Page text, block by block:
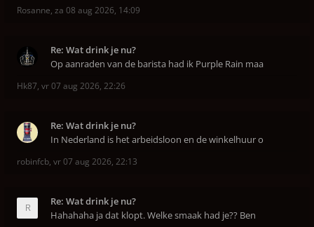
Rosanne, za 08 aug 2026, 14:09
Re: Wat drink je nu?
Op aanraden van de barista had ik Purple Rain maa
Hk87, vr 07 aug 2026, 22:26
Re: Wat drink je nu?
In Nederland is het arbeidsloon en de winkelhuur o
robinfcb, vr 07 aug 2026, 22:13
Re: Wat drink je nu?
Hahahaha ja dat klopt. Welke smaak had je?? Ben